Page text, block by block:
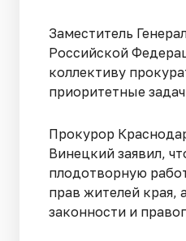
Заместитель
Российской
коллективу
приоритетные
Прокурор
Винецкий заявил,
плодотворную
прав жителей края,
законности и